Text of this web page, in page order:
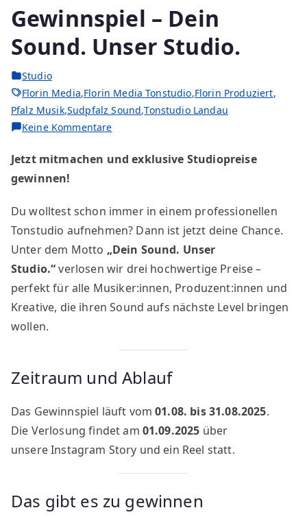
Gewinnspiel – Dein
Sound. Unser Studio.
Studio
Florin Media,Florin Media Tonstudio,Florin Produziert,
Pfalz Musik,Sudpfalz Sound,Tonstudio Landau
Keine Kommentare
Jetzt mitmachen und exklusive Studiopreise
gewinnen!
Du wolltest schon immer in einem professionellen
Tonstudio aufnehmen? Dann ist jetzt deine Chance.
Unter dem Motto „Dein Sound. Unser
Studio.“verlosen wir drei hochwertige Preise –
perfekt für alle Musiker:innen, Produzent:innen und
Kreative, die ihren Sound aufs nächste Level bringen
wollen.
Zeitraum und Ablauf
Das Gewinnspiel läuft vom01.08. bis 31.08.2025.
Die Verlosung findet am 01.09.2025 über
unsere Instagram Story und ein Reel statt.
Das gibt es zu gewinnen